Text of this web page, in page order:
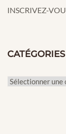
INSCRIVEZ-
Catégories